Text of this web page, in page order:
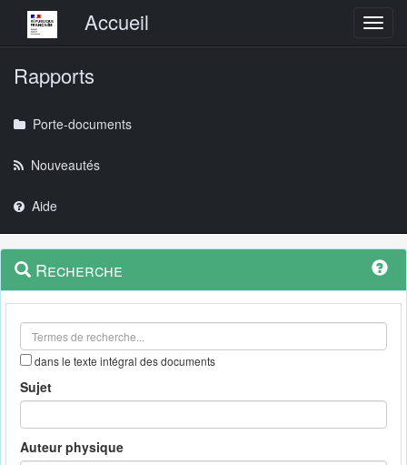
Menu principalAccueil
Rapports
Porte-documents
Nouveautés
Aide
Navigation
outils
Menu
contextuel
Recherche
dans le texte intégral des documents
Sujet
Auteur physique